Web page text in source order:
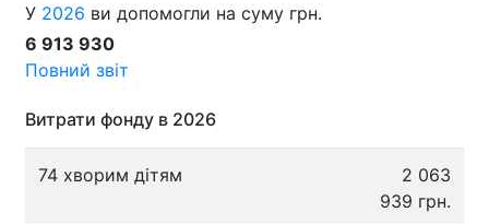
У 2026 ви допомогли на суму грн.
6 913 930
Повний звіт
Витрати фонду в 2026
74 хворим дітям
2 063
939 грн.